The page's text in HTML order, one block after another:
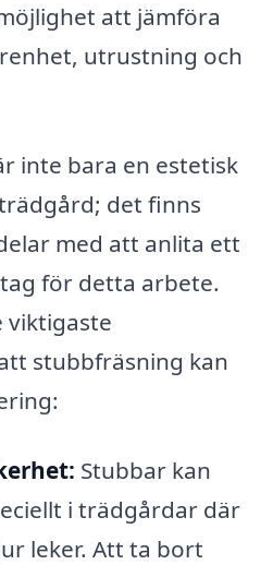
att jämföra
utrustning och
inte bara en estetisk
det finns
med att anlita ett
för detta arbete.
viktigaste
stubbfräsning kan
Stubbar kan
i trädgårdar där
leker. Att ta bort